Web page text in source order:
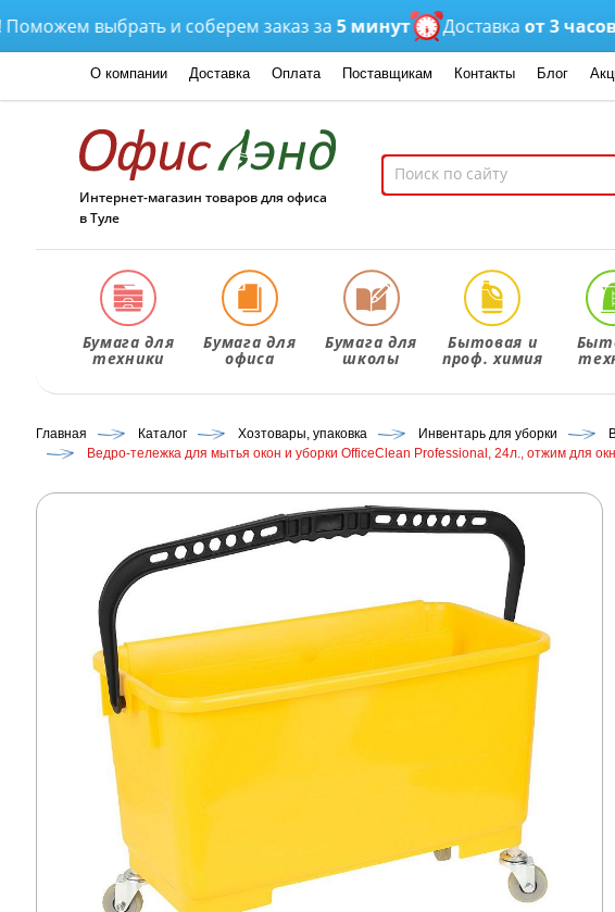
выбрать и соберем заказ за5 минут Доставкаот 3 часов
О компании Доставка Оплата Поставщикам Контакты Блог
Интернет-магазин товаров для офиса
в Туле
Бумага для
техники
Бумага для
офиса
Бумага для
школы
Бытовая и
проф. химия
Главная Каталог Хозтовары, упаковка Инвентарь для уборки
Ведро-тележка для мытья окон и уборки OfficeClean Professional, 24л., отжим для